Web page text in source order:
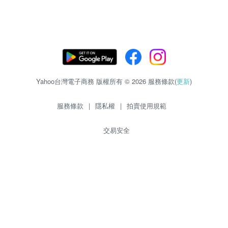
Yahoo台灣電子商務 版權所有 © 2026 服務條款(更新)
服務條款 | 隱私權 | 拍賣使用規範
交易安全